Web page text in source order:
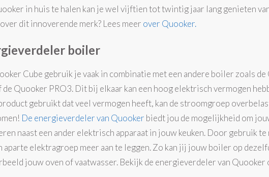
in huis te halen kan je wel vijftien tot twintig jaar lang genieten
dit innoverende merk? Lees meer over Quooker.
boiler
Cube gebruik je vaak in combinatie met een andere boiler zoals
de Quooker PRO3. Dit bij elkaar kan een hoog elektrisch vermogen
gebruikt dat veel vermogen heeft, kan de stroomgroep
De energieverdeler van Quooker biedt jou de mogelijkheid om
naast een ander elektrisch apparaat in jouw keuken. Door gebruik
aparte elektragroep meer aante leggen. Zo kan jij jouw boiler op
jouw oven of vaatwasser. Bekijk de energieverdeler van Quooker